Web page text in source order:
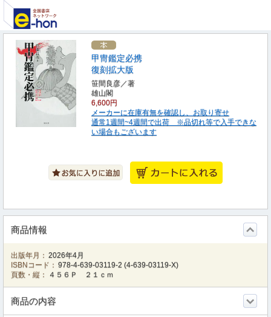
甲冑鑑定必携
復刻拡大版
笹間良彦／著
雄山閣
6,600円
メーカーに在庫有無を確認し、お取り寄せ
通常1週間~4週間で出荷 ※品切れ等で入手できな
い場合もございます
商品情報
出版年月： 2026年4月
ISBNコード： 978-4-639-03119-2 (4-639-03119-X)
頁数・縦：
４５６Ｐ ２１ｃｍ
商品の内容